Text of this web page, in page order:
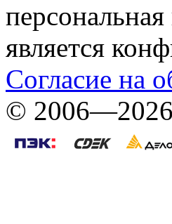
является
Согласие на
© 2006—2026